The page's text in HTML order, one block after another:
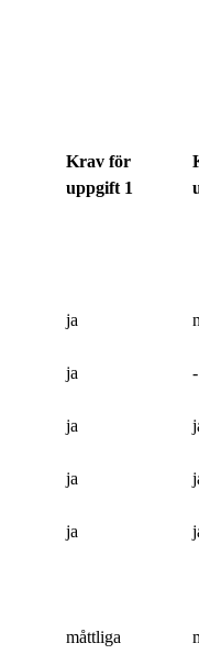
Krav för
uppgift 1
ja
ja -
ja
ja
ja
måttliga